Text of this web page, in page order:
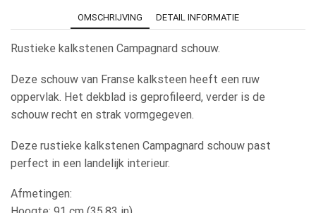
OMSCHRIJVING DETAIL INFORMATIE
Rustieke kalkstenen Campagnard schouw.
Deze schouw van Franse kalksteen heeft een ruw
oppervlak. Het dekblad is geprofileerd, verder is de
schouw recht en strak vormgegeven.
Deze rustieke kalkstenen Campagnard schouw past
perfect in een landelijk interieur.
Afmetingen: